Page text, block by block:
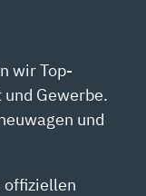
wir Top-
Gewerbe.
und
offiziellen